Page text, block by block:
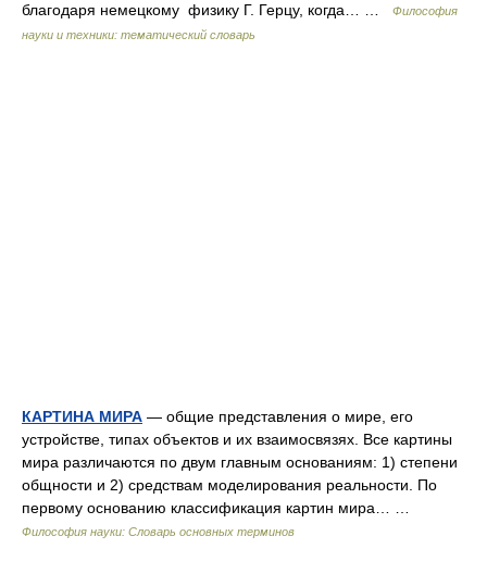
благодаря немецкому физику Г. Герцу, когда… …
Философия
науки и техники: тематический словарь
КАРТИНА МИРА — общие представления о мире, его
устройстве, типах объектов и их взаимосвязях. Все картины
мира различаются по двум главным основаниям: 1) степени
общности и 2) средствам моделирования реальности. По
первому основанию классификация картин мира… …
Философия науки: Словарь основных терминов